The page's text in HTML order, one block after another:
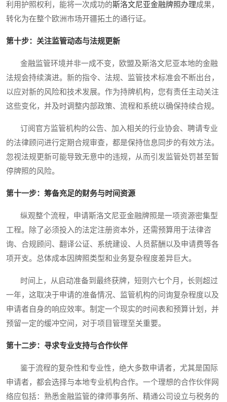
利用护照权利，能将一次成功的斯洛文尼亚金融牌照办理成果，
转化为在整个欧洲市场开疆拓土的通行证。
第十步：关注监管动态与法规更新
金融监管环境并非一成不变，欧盟及斯洛文尼亚本地的金融
法规会持续演进。新的指令、法规、监管技术标准会不断出台，
以应对新的风险和技术发展。作为持牌机构，您有责任主动关注
这些变化，并及时调整内部政策、流程和系统以确保持续合规。
订阅官方监管机构的公告、加入相关的行业协会、聘请专业
的法律顾问进行定期合规审查，都是保持信息同步的有效方法。
忽视法规更新可能导致无意中的违规，从而引发监管处罚甚至暂
停牌照的风险。
第十一步：筹备充足的财务与时间资源
纵观整个流程，申请斯洛文尼亚金融牌照是一项资源密集型
工程。除了必须投入的法定注册资本外，还需预算用于法律咨
询、合规顾问、翻译公证、系统建设、人员薪酬以及申请费等各
项开支。总体成本因牌照类型和业务复杂程度差异巨大。
时间上，从启动准备到最终获牌，短则六七个月，长则超过
一年，这取决于申请的准备情况、监管机构的问询复杂程度以及
申请者自身的响应效率。制定一个现实的时间表和预算计划，并
预留一定的缓冲空间，对于项目管理至关重要。
第十二步：寻求专业支持与合作伙伴
鉴于流程的复杂性和专业性，绝大多数申请者，尤其是国际
申请者，都会选择与本地专业机构合作。一个理想的合作伙伴网
络应包括：熟悉金融监管的律师事务所、精通公司设立与税务的